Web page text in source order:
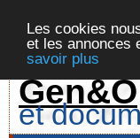
Les cookies
et les annonces
savoir plus
Gen&O
et